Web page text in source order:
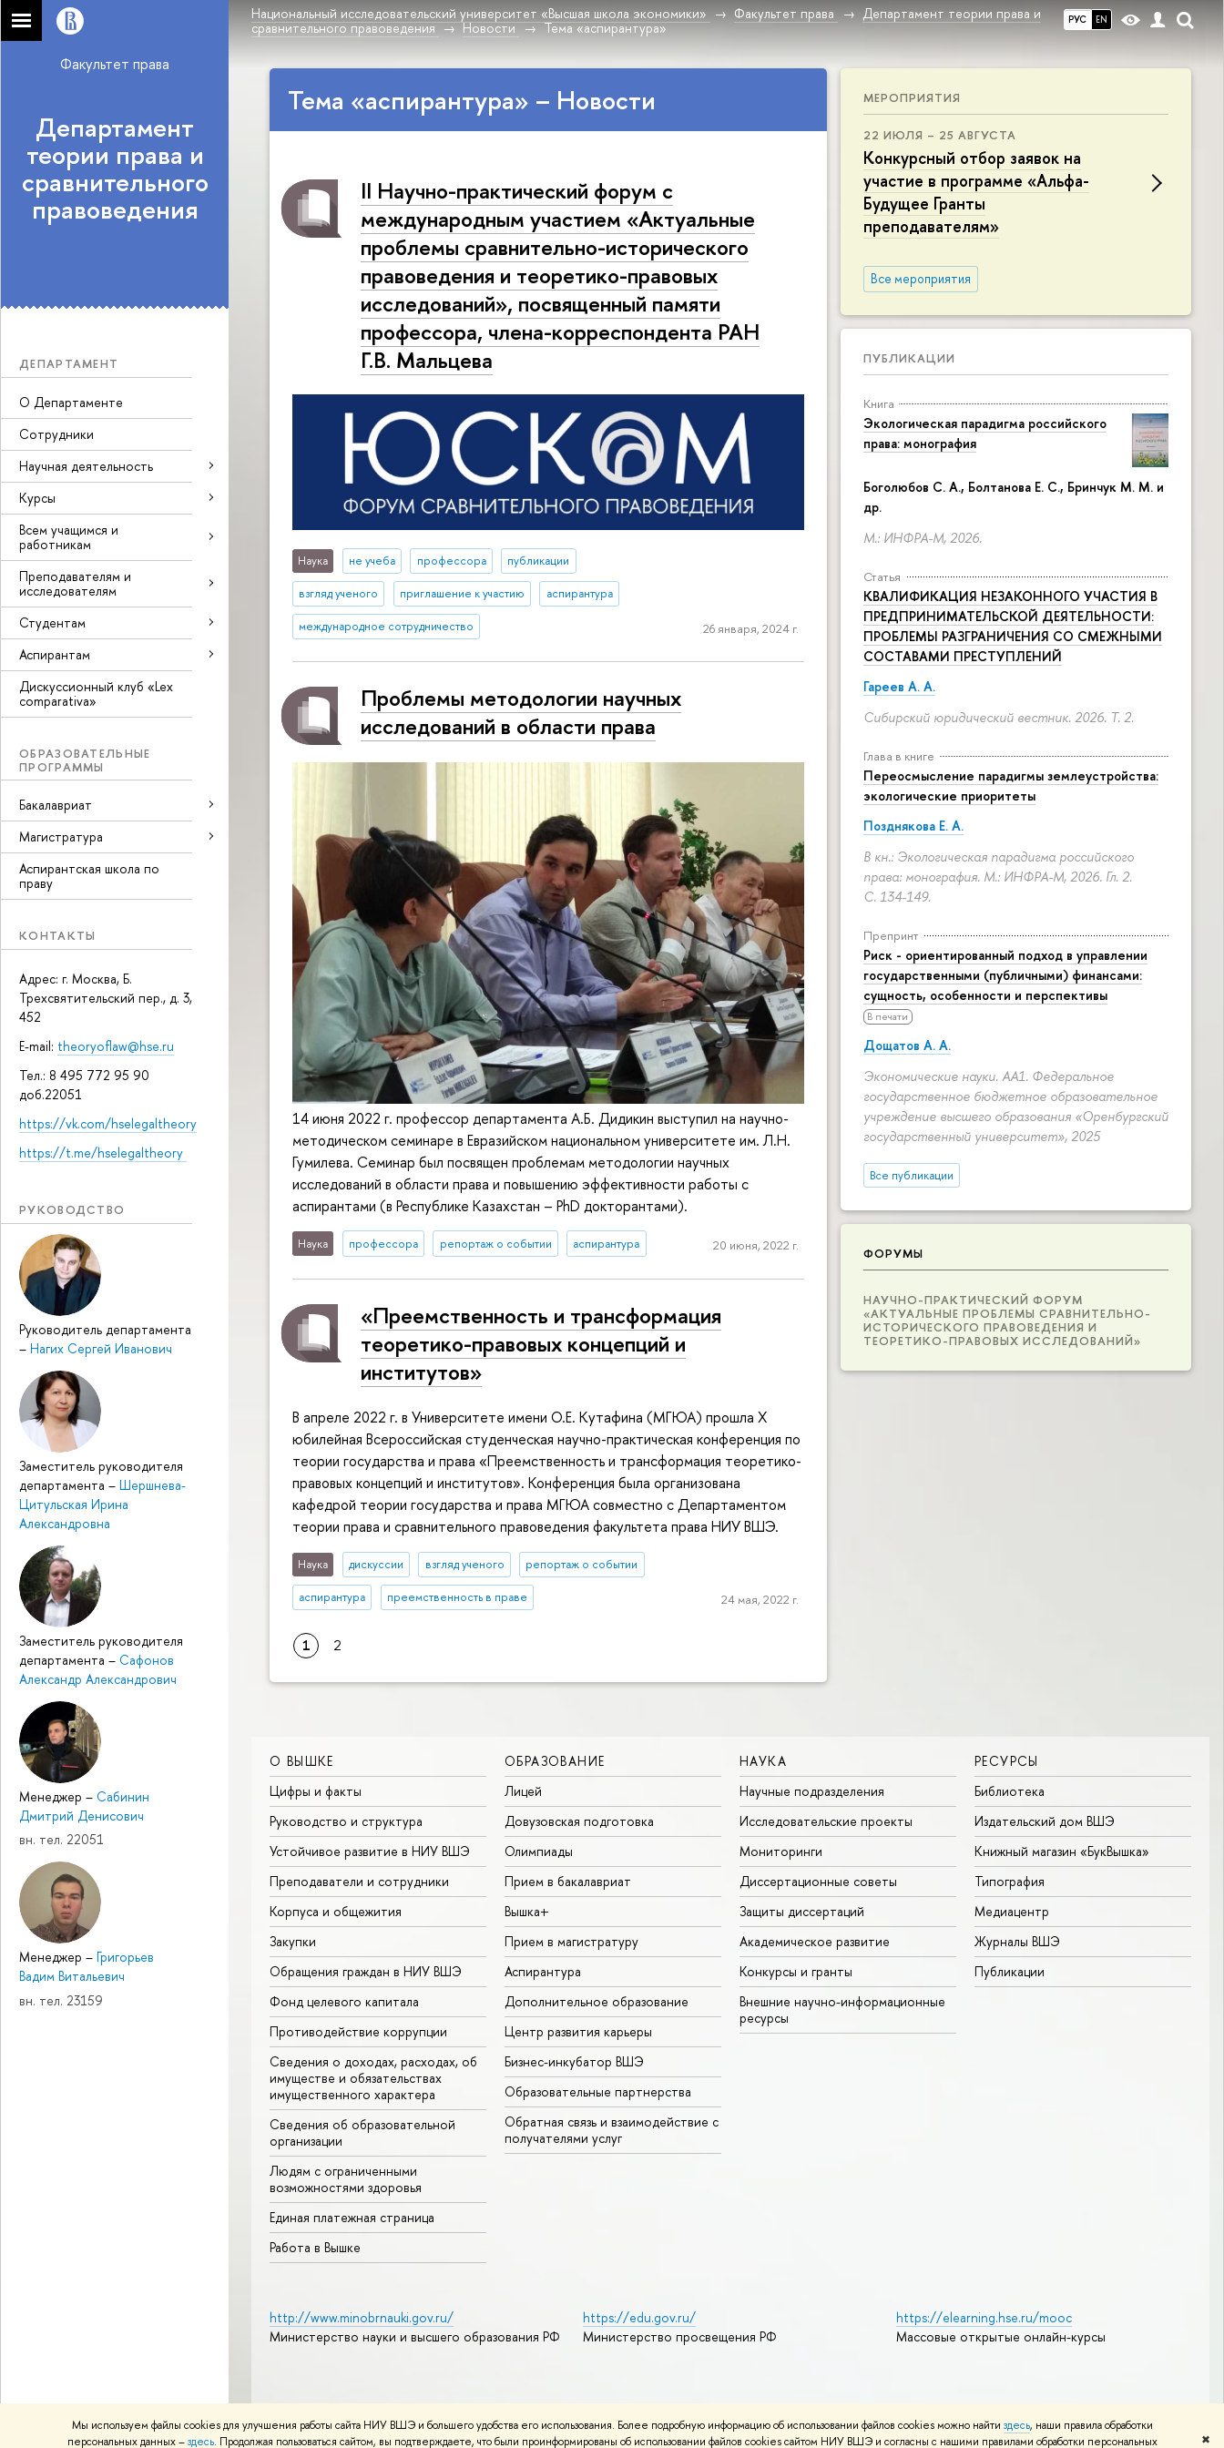
Мы используем файлы cookies для улучшения работы сайта НИУ ВШЭ и большего удобства его использования. Более подробную информацию об использовании файлов cookies можно найти здесь, наши правила обработки
персональных данных –здесь. Продолжая пользоваться сайтом, вы подтверждаете, что были проинформированы об использовании файлов cookies сайтом НИУ ВШЭ и согласны с нашими правилами обработки персональных ✖
РУС EN
Национальный исследовательский университет «Высшая школа экономики» Факультет права
Департамент теории права и
сравнительного правоведения
Новости Тема «аспирантура»
Факультет права
Департамент
теории права и
сравнительного
правоведения
ДЕПАРТАМЕНТ
О Департаменте
Сотрудники
Научная деятельность
Курсы
Всем учащимся и
работникам
Преподавателям и
исследователям
Студентам
Аспирантам
Дискуссионный клуб «Lex
comparativa»
ОБРАЗОВАТЕЛЬНЫЕ
ПРОГРАММЫ
Бакалавриат
Магистратура
Аспирантская школа по
праву
КОНТАКТЫ
Адрес: г. Москва, Б.
Трехсвятительский пер., д. 3,
452
E-mail: theoryoflaw@hse.ru
Тел.: 8 495 772 95 90
доб.22051
https://vk.com/hselegaltheory
https://t.me/hselegaltheory
РУКОВОДСТВО
Руководитель департамента
– Нагих Сергей Иванович
Заместитель руководителя
департамента – Шершнева-
Цитульская Ирина
Александровна
Заместитель руководителя
департамента – Сафонов
Александр Александрович
Менеджер – Сабинин
Дмитрий Денисович
вн. тел. 22051
Менеджер – Григорьев
Вадим Витальевич
вн. тел. 23159
МЕРОПРИЯТИЯ
22 ИЮЛЯ – 25 АВГУСТА
Конкурсный отбор заявок на
участие в программе «Альфа-
Будущее Гранты
преподавателям»
Все мероприятия
ПУБЛИКАЦИИ
Книга
Экологическая парадигма российского
права: монография
Боголюбов С. А., Болтанова Е. С., Бринчук М. М. и
др.
М.: ИНФРА-М, 2026.
Статья
КВАЛИФИКАЦИЯ НЕЗАКОННОГО УЧАСТИЯ В
ПРЕДПРИНИМАТЕЛЬСКОЙ ДЕЯТЕЛЬНОСТИ:
ПРОБЛЕМЫ РАЗГРАНИЧЕНИЯ СО СМЕЖНЫМИ
СОСТАВАМИ ПРЕСТУПЛЕНИЙ
Гареев А. А.
Сибирский юридический вестник. 2026. Т. 2.
Глава в книге
Переосмысление парадигмы землеустройства:
экологические приоритеты
Позднякова Е. А.
В кн.: Экологическая парадигма российского
права: монография. М.: ИНФРА-М, 2026. Гл. 2.
С. 134-149.
Препринт
Риск - ориентированный подход в управлении
государственными (публичными) финансами:
сущность, особенности и перспективы
В печати
Дощатов А. А.
Экономические науки. АА1. Федеральное
государственное бюджетное образовательное
учреждение высшего образования «Оренбургский
государственный университет», 2025
Все публикации
ФОРУМЫ
НАУЧНО-ПРАКТИЧЕСКИЙ ФОРУМ
«АКТУАЛЬНЫЕ ПРОБЛЕМЫ СРАВНИТЕЛЬНО-
ИСТОРИЧЕСКОГО ПРАВОВЕДЕНИЯ И
ТЕОРЕТИКО-ПРАВОВЫХ ИССЛЕДОВАНИЙ»
Тема «аспирантура» – Новости
II Научно-практический форум с
международным участием «Актуальные
проблемы сравнительно-исторического
правоведения и теоретико-правовых
исследований», посвященный памяти
профессора, члена-корреспондента РАН
Г.В. Мальцева
Наука не учеба профессора публикации
взгляд ученого приглашение к участию аспирантура
международное сотрудничество 26 января, 2024 г.
Проблемы методологии научных
исследований в области права
14 июня 2022 г. профессор департамента А.Б. Дидикин выступил на научно-
методическом семинаре в Евразийском национальном университете им. Л.Н.
Гумилева. Семинар был посвящен проблемам методологии научных
исследований в области права и повышению эффективности работы с
аспирантами (в Республике Казахстан – PhD докторантами).
Наука профессора репортаж о событии аспирантура 20 июня, 2022 г.
«Преемственность и трансформация
теоретико-правовых концепций и
институтов»
В апреле 2022 г. в Университете имени О.Е. Кутафина (МГЮА) прошла X
юбилейная Всероссийская студенческая научно-практическая конференция по
теории государства и права «Преемственность и трансформация теоретико-
правовых концепций и институтов». Конференция была организована
кафедрой теории государства и права МГЮА совместно с Департаментом
теории права и сравнительного правоведения факультета права НИУ ВШЭ.
Наука дискуссии взгляд ученого репортаж о событии
аспирантура преемственность в праве 24 мая, 2022 г.
1 2
О ВЫШКЕ
Цифры и факты
Руководство и структура
Устойчивое развитие в НИУ ВШЭ
Преподаватели и сотрудники
Корпуса и общежития
Закупки
Обращения граждан в НИУ ВШЭ
Фонд целевого капитала
Противодействие коррупции
Сведения о доходах, расходах, об
имуществе и обязательствах
имущественного характера
Сведения об образовательной
организации
Людям с ограниченными
возможностями здоровья
Единая платежная страница
Работа в Вышке
ОБРАЗОВАНИЕ
Лицей
Довузовская подготовка
Олимпиады
Прием в бакалавриат
Вышка+
Прием в магистратуру
Аспирантура
Дополнительное образование
Центр развития карьеры
Бизнес-инкубатор ВШЭ
Образовательные партнерства
Обратная связь и взаимодействие с
получателями услуг
НАУКА
Научные подразделения
Исследовательские проекты
Мониторинги
Диссертационные советы
Защиты диссертаций
Академическое развитие
Конкурсы и гранты
Внешние научно-информационные
ресурсы
РЕСУРСЫ
Библиотека
Издательский дом ВШЭ
Книжный магазин «БукВышка»
Типография
Медиацентр
Журналы ВШЭ
Публикации
http://www.minobrnauki.gov.ru/
Министерство науки и высшего образования РФ
https://edu.gov.ru/
Министерство просвещения РФ
https://elearning.hse.ru/mooc
Массовые открытые онлайн-курсы
Политика конфиденциальностиКарта сайта